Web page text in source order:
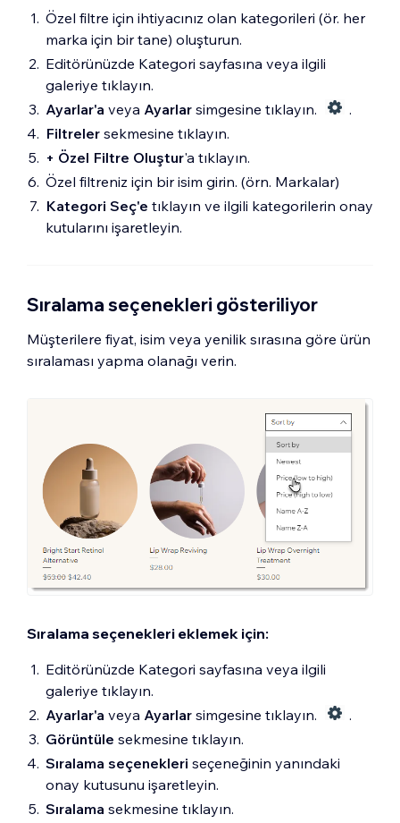
Özel filtre için ihtiyacınız olan kategorileri (ör. her
marka için bir tane) oluşturun.
Editörünüzde Kategori sayfasına veya ilgili
galeriye tıklayın.
Ayarlar'a veya Ayarlar simgesine tıklayın.
.
Filtreler sekmesine tıklayın.
+ Özel Filtre Oluştur'a tıklayın.
Özel filtreniz için bir isim girin. (örn. Markalar)
Kategori Seç'e tıklayın ve ilgili kategorilerin onay
kutularını işaretleyin.
Sıralama seçenekleri gösteriliyor
Müşterilere fiyat, isim veya yenilik sırasına göre ürün
sıralaması yapma olanağı verin.
Sıralama seçenekleri eklemek için:
Editörünüzde Kategori sayfasına veya ilgili
galeriye tıklayın.
Ayarlar'a veya Ayarlar simgesine tıklayın.
.
Görüntüle sekmesine tıklayın.
Sıralama seçenekleri seçeneğinin yanındaki
onay kutusunu işaretleyin.
Sıralama sekmesine tıklayın.